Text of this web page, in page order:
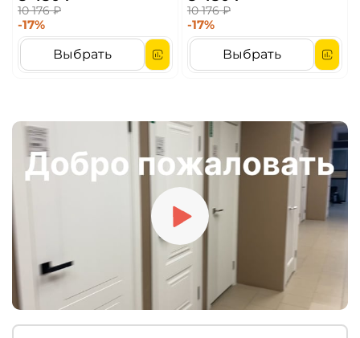
10 176 ₽
-17%
Выбрать
(ДО)
10 176 ₽
-17%
Выбрать